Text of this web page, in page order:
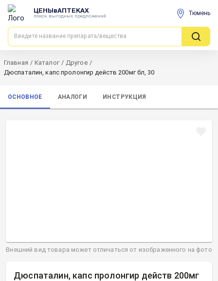
ЦЕНЫвАПТЕКАХ
поиск выгодных предложений Тюмень
Главная / Каталог / Другое /
Дюспаталин, капс пролонгир действ 200мг бл, 30
ОСНОВНОЕ АНАЛОГИ ИНСТРУКЦИЯ
Дюспаталин, капс пролонгир действ 200мг
Внешний вид товара может отличаться от изображенного на фото